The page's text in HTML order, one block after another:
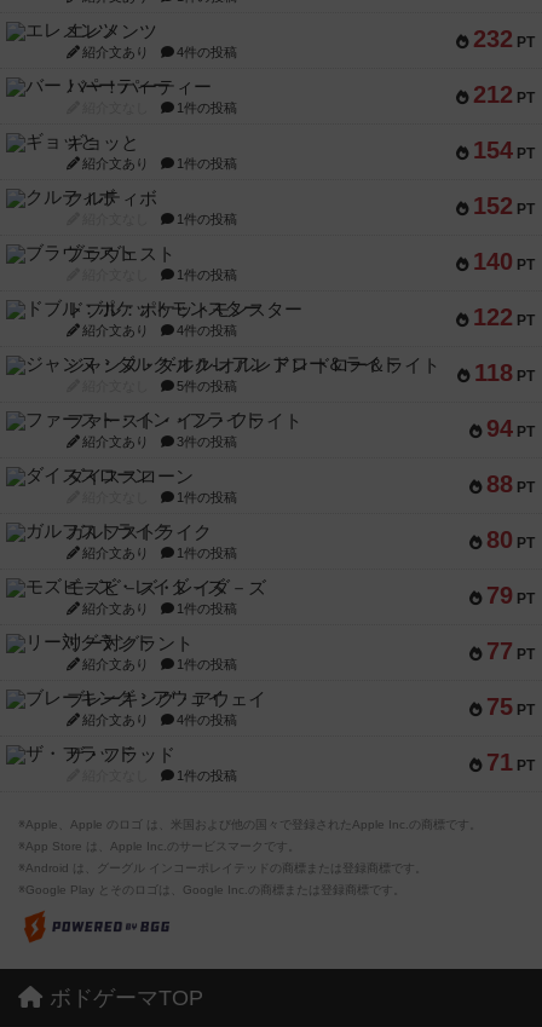
232 PT
エレメンツ
紹介文あり 4件の投稿
212 PT
バー！パーティー
1件の投稿
154 PT
ギョッと
紹介文あり 1件の投稿
152 PT
クルティボ
1件の投稿
140 PT
ブラヴェスト
1件の投稿
122 PT
ドブル：ポケットモンスター
紹介文あり 4件の投稿
118 PT
ジャンヌ・ダルク-オルレアン ドロー＆ライト
5件の投稿
94 PT
ファースト・イン・フライト
紹介文あり 3件の投稿
88 PT
ダイススローン
1件の投稿
80 PT
ガルフストライク
紹介文あり 1件の投稿
79 PT
モズビ－ズ・レイダ－ズ
紹介文あり 1件の投稿
77 PT
リー対グラント
紹介文あり 1件の投稿
75 PT
ブレーキング・アウェイ
紹介文あり 4件の投稿
71 PT
ザ・フラッド
1件の投稿
※Apple、Apple のロゴ は、米国および他の国々で登録されたApple Inc.の商標です。
※App Store は、Apple Inc.のサービスマークです。
※Android は、グーグル インコーポレイテッドの商標または登録商標です。
※Google Play とそのロゴは、Google Inc.の商標または登録商標です。
ボドゲーマTOP